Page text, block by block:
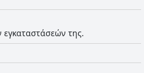
εγκαταστάσεών της.